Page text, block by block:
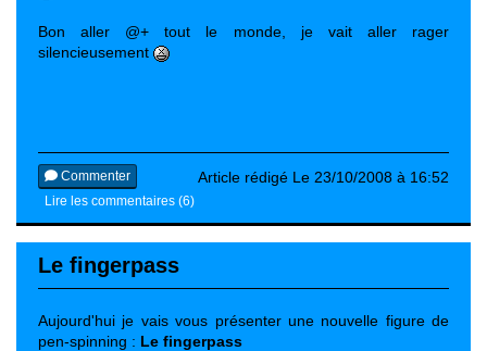
Bon aller @+ tout le monde, je vait aller rager
silencieusement
Article rédigé Le 23/10/2008 à 16:52
Commenter
Lire les commentaires (6)
Le fingerpass
Aujourd'hui je vais vous présenter une nouvelle figure de
pen-spinning : Le fingerpass